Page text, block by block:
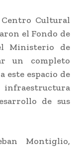
Cultural
el Fondo de
Ministerio de
un completo
este espacio de
infraestructura
de sus
Montiglio,